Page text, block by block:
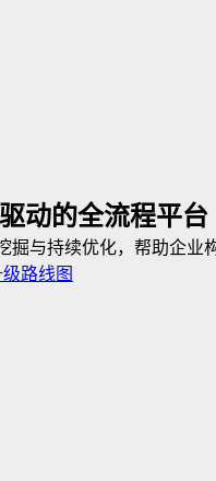
动的全流程平台
与持续优化，帮助企业
路线图